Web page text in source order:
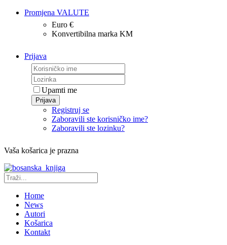
Promjena VALUTE
Euro €
Konvertibilna marka KM
Prijava
Upamti me
Prijava
Registruj se
Zaboravili ste korisničko ime?
Zaboravili ste lozinku?
Vaša košarica je prazna
Home
News
Autori
Košarica
Kontakt